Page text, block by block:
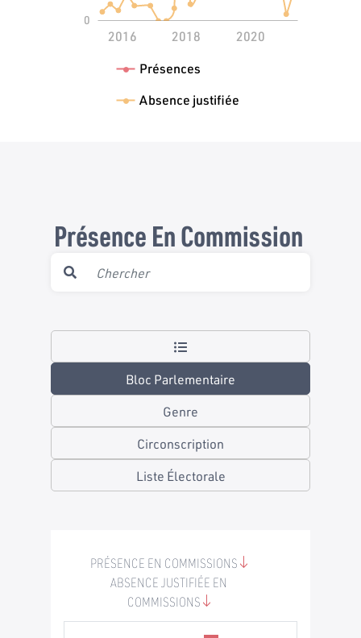
0
20142016 2018 2020
2022
Présences
Absence justifiée
Présence En Commission
Bloc Parlementaire
Genre
Circonscription
Liste Électorale
PRÉSENCE EN COMMISSIONS
ABSENCE JUSTIFIÉE EN
COMMISSIONS